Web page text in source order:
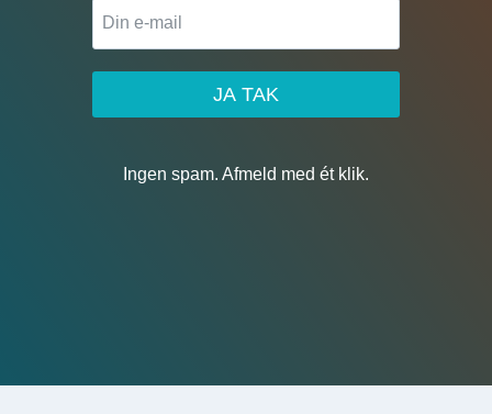
JA TAK
Ingen spam. Afmeld med ét klik.